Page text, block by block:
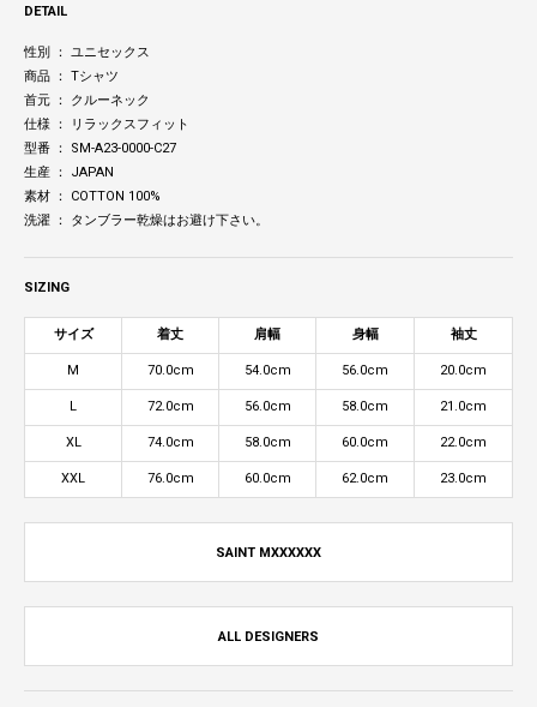
DETAIL
性別 ： ユニセックス
商品 ： Tシャツ
首元 ： クルーネック
仕様 ： リラックスフィット
型番 ： SM-A23-0000-C27
生産 ： JAPAN
素材 ： COTTON 100%
洗濯 ： タンブラー乾燥はお避け下さい。
SIZING
サイズ 着丈 肩幅 身幅 袖丈
M 70.0cm 54.0cm 56.0cm 20.0cm
L 72.0cm 56.0cm 58.0cm 21.0cm
XL 74.0cm 58.0cm 60.0cm 22.0cm
XXL 76.0cm 60.0cm 62.0cm 23.0cm
SAINT MXXXXXX
ALL DESIGNERS